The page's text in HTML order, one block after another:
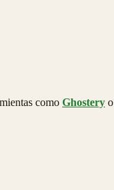
como Ghostery o